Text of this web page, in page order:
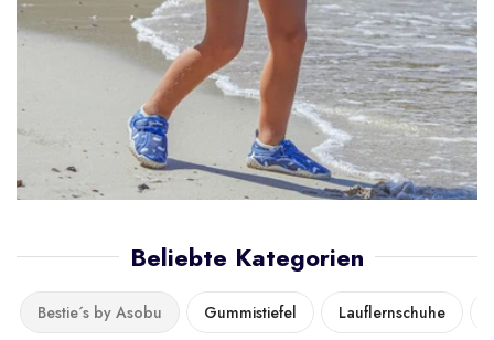
Beliebte Kategorien
Bestie´s by Asobu Gummistiefel Lauflernschuhe